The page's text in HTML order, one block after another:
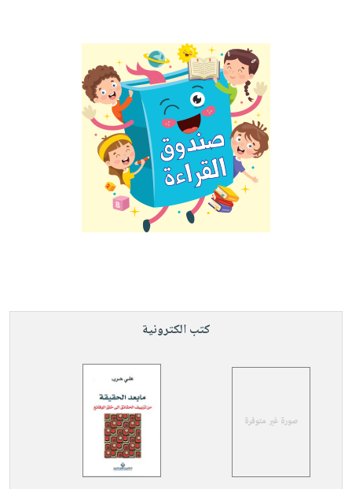
كتب الكترونية